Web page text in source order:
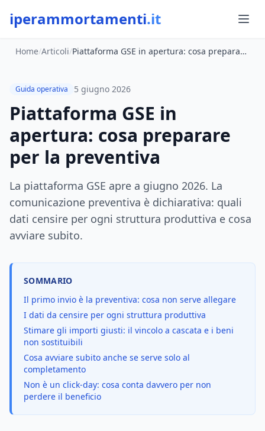
iperammortamenti.it
Home/Articoli/ Piattaforma GSE in apertura: cosa preparare per la preventiva
Guida operativa 5 giugno 2026
Piattaforma GSE in
apertura: cosa preparare
per la preventiva
La piattaforma GSE apre a giugno 2026. La
comunicazione preventiva è dichiarativa: quali
dati censire per ogni struttura produttiva e cosa
avviare subito.
SOMMARIO
Il primo invio è la preventiva: cosa non serve allegare
I dati da censire per ogni struttura produttiva
Stimare gli importi giusti: il vincolo a cascata e i beni
non sostituibili
Cosa avviare subito anche se serve solo al
completamento
Non è un click-day: cosa conta davvero per non
perdere il beneficio